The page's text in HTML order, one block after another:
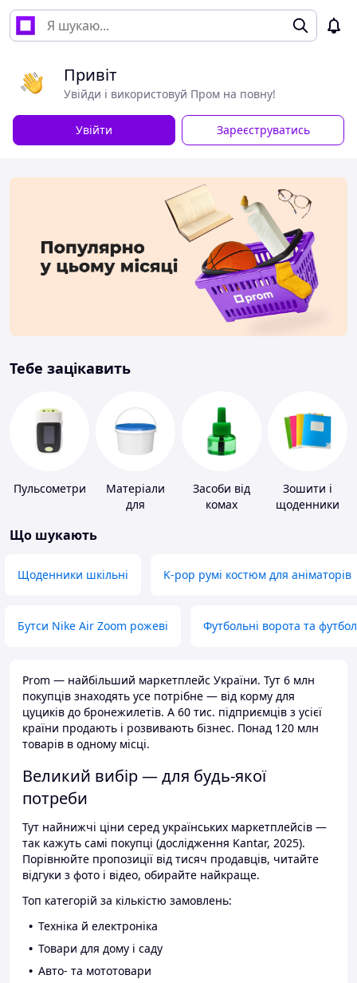
Привіт
Увійди і використовуй Пром на повну!
Увійти Зареєструватись
Тебе зацікавить
Пульсометри
Матеріали
для
Засоби від
комах
Зошити і
щоденники
Що шукають
Щоденники шкільні K-pop румі костюм для аніматорів
Бутси Nike Air Zoom рожеві Футбольні ворота та
Prom — найбільший маркетплейс України. Тут 6 млн
покупців знаходять усе потрібне — від корму для
цуциків до бронежилетів. А 60 тис. підприємців з усієї
країни продають і розвивають бізнес. Понад 120 млн
товарів в одному місці.
Великий вибір — для будь-якої
потреби
Тут найнижчі ціни серед українських маркетплейсів —
так кажуть самі покупці (дослідження Kantar, 2025).
Порівнюйте пропозиції від тисяч продавців, читайте
відгуки з фото і відео, обирайте найкраще.
Топ категорій за кількістю замовлень:
Техніка й електроніка
Товари для дому і саду
Авто- та мототовари